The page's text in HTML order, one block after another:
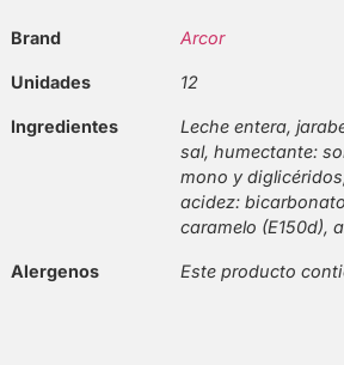
Brand Arcor
Unidades 12
Ingredientes
Leche entera,
sal, humectante:
mono y
acidez:
caramelo (E150d),
Alergenos Este producto